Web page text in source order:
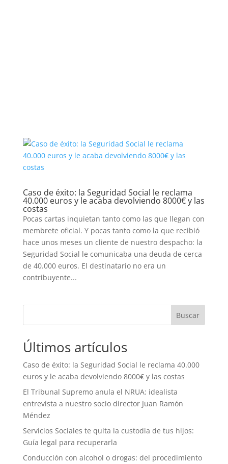
Caso de éxito: la Seguridad Social le reclama
40.000 euros y le acaba devolviendo 8000€ y las
costas
Pocas cartas inquietan tanto como las que llegan con
membrete oficial. Y pocas tanto como la que recibió
hace unos meses un cliente de nuestro despacho: la
Seguridad Social le comunicaba una deuda de cerca
de 40.000 euros. El destinatario no era un
contribuyente...
Buscar
Últimos artículos
Caso de éxito: la Seguridad Social le reclama 40.000
euros y le acaba devolviendo 8000€ y las costas
El Tribunal Supremo anula el NRUA: idealista
entrevista a nuestro socio director Juan Ramón
Méndez
Servicios Sociales te quita la custodia de tus hijos:
Guía legal para recuperarla
Conducción con alcohol o drogas: del procedimiento